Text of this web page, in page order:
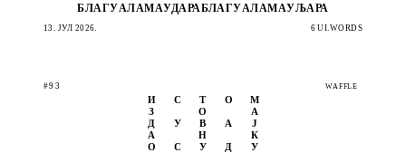
БЛАГУАЛАМАУДАРАБЛАГУАЛАМАУЉАРА
13. ЈУЛ 2026. 6 UI.WORDS
#93 WAFFLE
И С Т О
М
З
О
А
Д
У В А
Ј
А
Н
К
О
С У Д У